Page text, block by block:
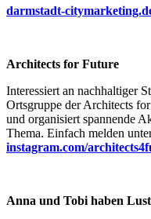
darmstadt-
Architects for Future
Interessiert an nachhaltiger
Ortsgruppe der Architects
und organisiert spannende
Thema. Einfach melden
instagram.com/
Anna und Tobi haben